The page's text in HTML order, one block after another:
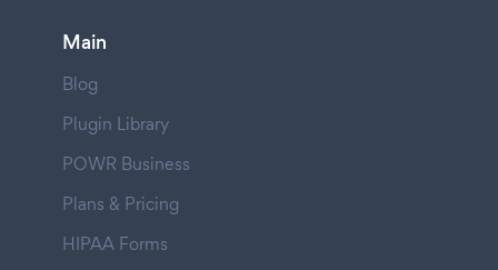
Main
Blog
Plugin Library
POWR Business
Plans & Pricing
HIPAA Forms